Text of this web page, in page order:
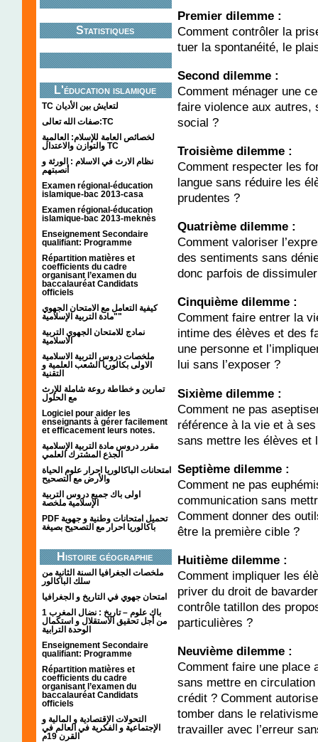
Statistiques
L'éducation islamique
TC لتعايش بين الأديان
صفات الله تعالى:TC
لخصائص العامة للإسلام: العالمية
والتوازن والاعتدال TC
نظام الارث في الاسلام : الورثة و
أنصبتهم
Examen régional-éducation
islamique-bac 2013-casa
Examen régional-éducation
islamique-bac 2013-meknès
Enseignement Secondaire
qualifiant: Programme
Répartition matières et
coefficients du cadre
organisant l’examen du
baccalauréat Candidats
officiels
كيفية التعامل مع الامتحان الجهوي
"مادة التربية الإسلامية"
نمادج للامتحان الجهوي التربية
الاسلامية
ملخصات دروس التربية الاسلامية
الاولى بكالوريا الشعب العلمية و
التقنية
تمارين و خطاطة روعة شاملة للإرث
مع الحلول
Logiciel pour aider les
enseignants à gérer facilement
et efficacement leurs notes.
مقرر دروس مادة التربية الإسلامية
الجذع المشترك العلمي
امتحانات الباكالوريا احرار علوم الحياة
والأرض مع التصحيح
اولى باك جميع دروس التربية
الإسلامية ملخصة
PDF تحميل امتحانات وطنية و جهوية
باكالوريا احرار مع التصحيح بصيغة
Histoire géographie
ملخصات الجغرافيا السنة الثانية من
سلك الباكالور
امتحان جهوي في التاريخ و الجغرافيا
1 باك علوم – تاريخ : نضال المغرب
من أجل تحقيق الاستقلال و استكمال
الوحدة الترابية
Enseignement Secondaire
qualifiant: Programme
Répartition matières et
coefficients du cadre
organisant l’examen du
baccalauréat Candidats
officiels
التحولات الإقتصادية و المالية و
الإجتماعية و الفكرية في العالم في
القرن 19م
Premier dilemme :
Comment contrôler la
tuer la spontanéité, le
Second dilemme :
Comment ménager une
faire violence aux autres,
social ?
Troisième dilemme :
Comment respecter les
langue sans réduire les
prudentes ?
Quatrième dilemme :
Comment valoriser
des sentiments sans
donc parfois de
Cinquième dilemme :
Comment faire entrer la
intime des élèves et des
une personne et
lui sans l’exposer ?
Sixième dilemme :
Comment ne pas
référence à la vie et à
sans mettre les élèves et
Septième dilemme :
Comment ne pas
communication sans
Comment donner des
être la première cible ?
Huitième dilemme :
Comment impliquer les
priver du droit de
contrôle tatillon des
particulières ?
Neuvième dilemme :
Comment faire une place
sans mettre en
crédit ? Comment
tomber dans le
travailler avec l’erreur